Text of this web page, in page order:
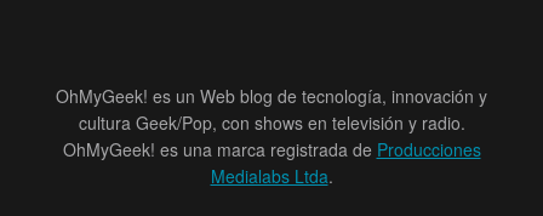
OhMyGeek! es un Web blog de tecnología, innovación y
cultura Geek/Pop, con shows en televisión y radio.
OhMyGeek! es una marca registrada de Producciones
Medialabs Ltda.